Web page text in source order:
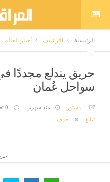
الرئيسية الارشيف أخبار العالم
حريق يندلع مجددًا
سواحل عُمان
الدستور منذ شهرين 0 تعليق
تبليغ
حذف